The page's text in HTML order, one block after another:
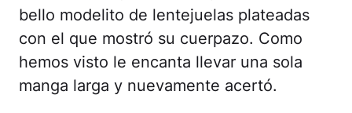
bello modelito de lentejuelas plateadas
con el que mostró su cuerpazo. Como
hemos visto le encanta llevar una sola
manga larga y nuevamente acertó.